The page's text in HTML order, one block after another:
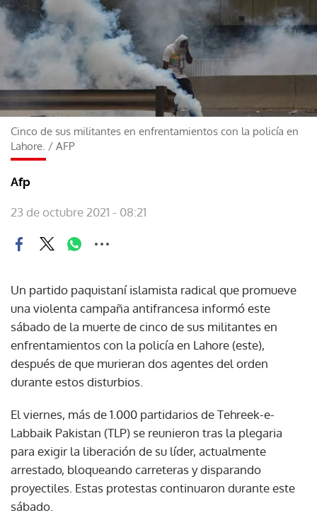
Cinco de sus militantes en enfrentamientos con la policía en
Lahore. / AFP
Afp
23 de octubre 2021 - 08:21
Un partido paquistaní islamista radical que promueve
una violenta campaña antifrancesa informó este
sábado de la muerte de cinco de sus militantes en
enfrentamientos con la policía en Lahore (este),
después de que murieran dos agentes del orden
durante estos disturbios.
El viernes, más de 1.000 partidarios de Tehreek-e-
Labbaik Pakistan (TLP) se reunieron tras la plegaria
para exigir la liberación de su líder, actualmente
arrestado, bloqueando carreteras y disparando
proyectiles. Estas protestas continuaron durante este
sábado.